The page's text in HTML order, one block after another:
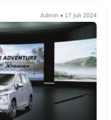
Admin • 17 Juli 2024